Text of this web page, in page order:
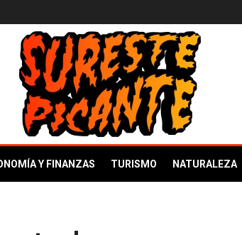
Y FINANZAS TURISMO NATURALEZA